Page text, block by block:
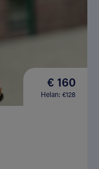
€ 160
Helan: €128